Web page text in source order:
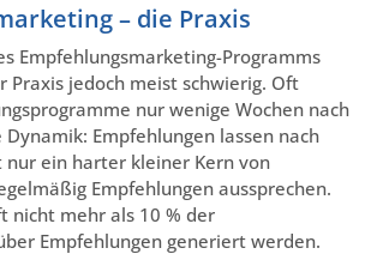
– die Praxis
Empfehlungsmarketing-Programms
Praxis jedoch meist schwierig. Oft
nur wenige Wochen nach
Empfehlungen lassen nach
nur ein harter kleiner Kern von
Empfehlungen aussprechen.
nicht mehr als 10 % der
Empfehlungen generiert werden.